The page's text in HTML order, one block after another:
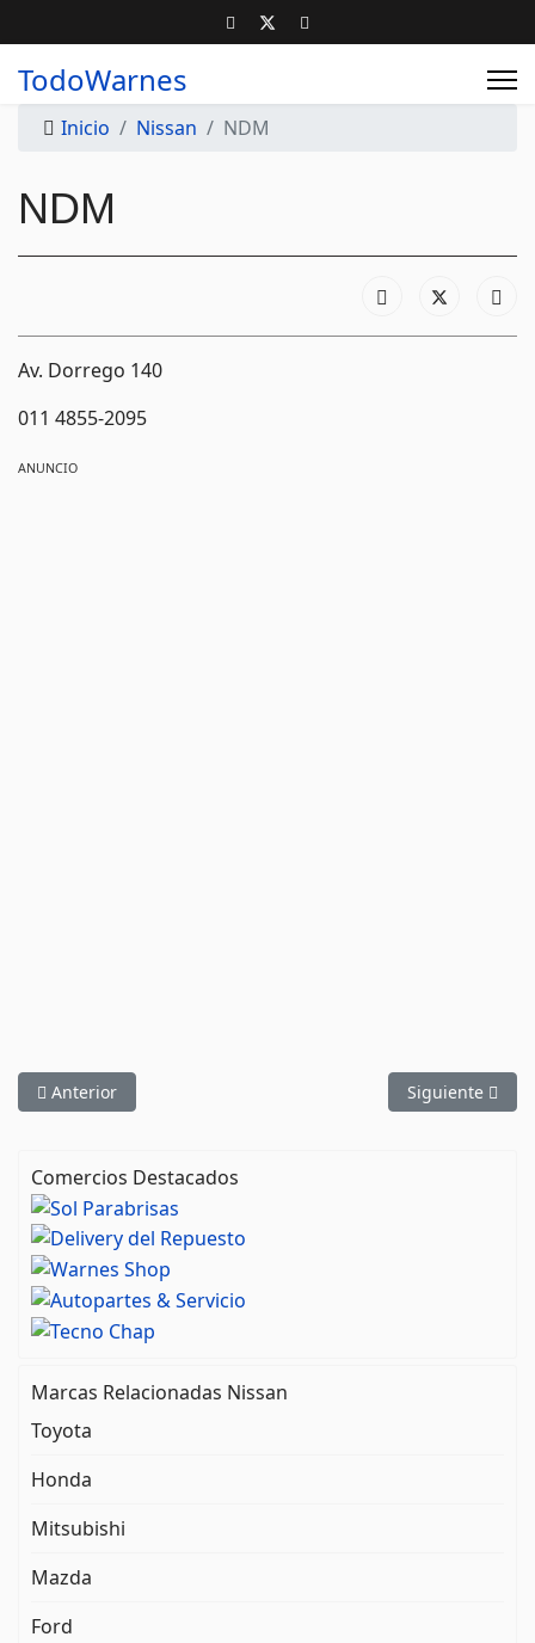
TodoWarnes
Inicio Nissan NDM
NDM
Av. Dorrego 140
011 4855-2095
ANUNCIO
Artículo anterior: Asian Motors
Anterior Artículo
Siguiente
Comercios Destacados
Marcas Relacionadas Nissan
Toyota
Honda
Mitsubishi
Mazda
Ford